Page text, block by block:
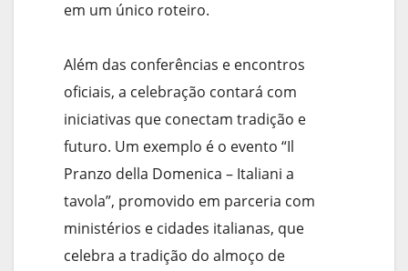
em um único roteiro.
Além das conferências e encontros
oficiais, a celebração contará com
iniciativas que conectam tradição e
futuro. Um exemplo é o evento “Il
Pranzo della Domenica – Italiani a
tavola”, promovido em parceria com
ministérios e cidades italianas, que
celebra a tradição do almoço de